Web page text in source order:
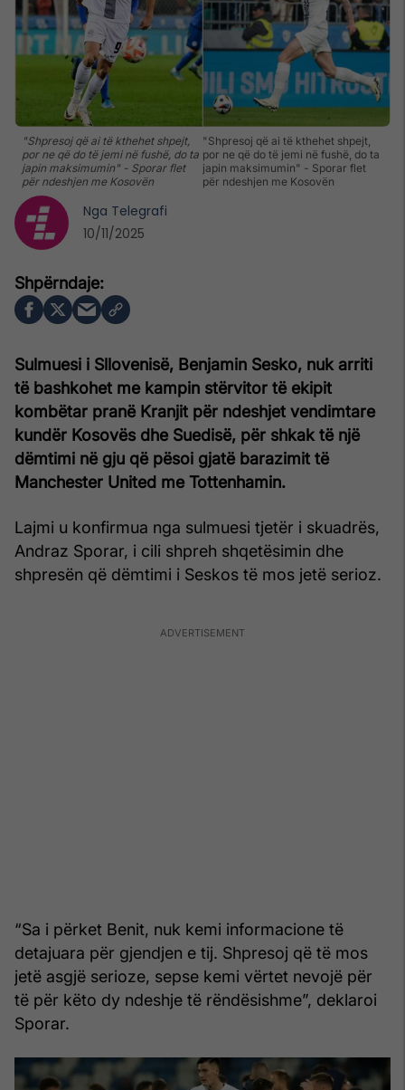
"Shpresoj që ai të kthehet shpejt,
por ne që do të jemi në fushë, do ta
japin maksimumin" - Sporar flet
për ndeshjen me Kosovën
"Shpresoj që ai të kthehet shpejt,
por ne që do të jemi në fushë, do ta
japin maksimumin" - Sporar flet
për ndeshjen me Kosovën
Sulmuesi i Sllovenisë, Benjamin Sesko, nuk arriti
të bashkohet me kampin stërvitor të ekipit
kombëtar pranë Kranjit për ndeshjet vendimtare
kundër Kosovës dhe Suedisë, për shkak të një
dëmtimi në gju që pësoi gjatë barazimit të
Manchester United me Tottenhamin.
Lajmi u konfirmua nga sulmuesi tjetër i skuadrës,
Andraz Sporar, i cili shpreh shqetësimin dhe
shpresën që dëmtimi i Seskos të mos jetë serioz.
“Sa i përket Benit, nuk kemi informacione të
detajuara për gjendjen e tij. Shpresoj që të mos
jetë asgjë serioze, sepse kemi vërtet nevojë për
të për këto dy ndeshje të rëndësishme”, deklaroi
Sporar.
Nga Telegrafi
10/11/2025